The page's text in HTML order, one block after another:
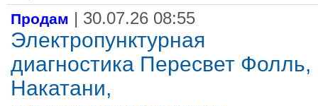
Продам
| 30.07.26 08:55
Электропунктурная
диагностика Пересвет Фолль,
Накатани,